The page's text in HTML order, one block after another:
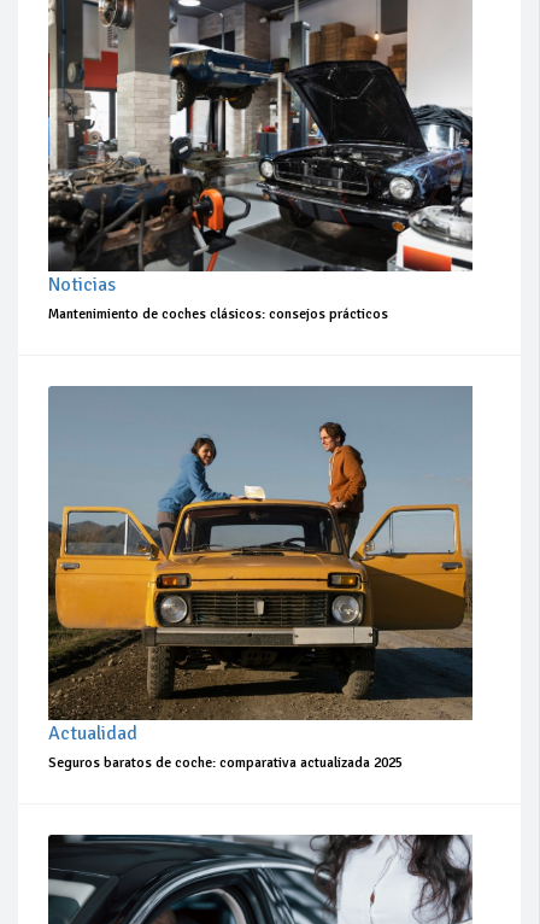
Noticias
Mantenimiento de coches clásicos: consejos prácticos
Actualidad
Seguros baratos de coche: comparativa actualizada 2025